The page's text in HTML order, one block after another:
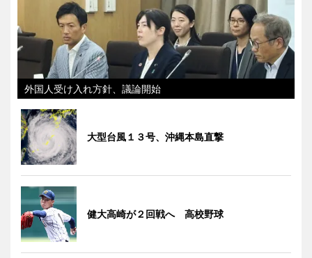
外国人受け入れ方針、議論開始
大型台風１３号、沖縄本島直撃
健大高崎が２回戦へ 高校野球